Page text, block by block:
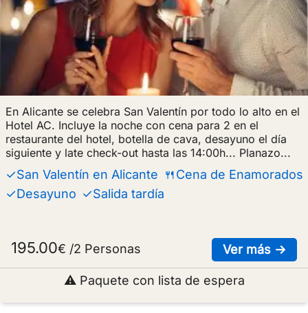
En Alicante se celebra San Valentín por todo lo alto en el
Hotel AC. Incluye la noche con cena para 2 en el
restaurante del hotel, botella de cava, desayuno el día
siguiente y late check-out hasta las 14:00h... Planazo...
✓San Valentín en Alicante 🍴Cena de Enamorados
✓Desayuno ✓Salida tardía
Ver más →
195.00€ /2 Personas
⚠ Paquete con lista de espera